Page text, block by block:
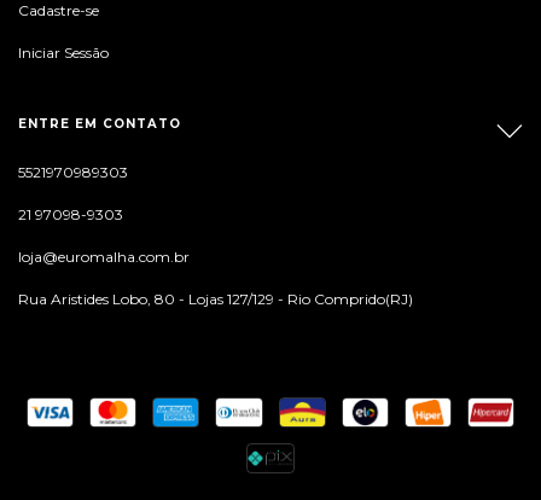
Cadastre-se
Iniciar Sessão
ENTRE EM CONTATO
5521970989303
21 97098-9303
loja@euromalha.com.br
Rua Aristides Lobo, 80 - Lojas 127/129 - Rio Comprido(RJ)